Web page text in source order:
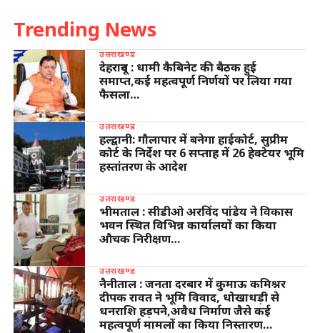
Trending News
उत्तराखण्ड
देहरादून : धामी कैबिनेट की बैठक हुई
समाप्त,कई महत्वपूर्ण निर्णयों पर लिया गया
फैसला…
उत्तराखण्ड
हल्द्वानी: गौलापार में बनेगा हाईकोर्ट, सुप्रीम
कोर्ट के निर्देश पर 6 सप्ताह में 26 हेक्टेयर भूमि
हस्तांतरण के आदेश
उत्तराखण्ड
भीमताल : सीडीओ अरविंद पांडेय ने विकास
भवन स्थित विभिन्न कार्यालयों का किया
औचक निरीक्षण…
उत्तराखण्ड
नैनीताल : जनता दरबार में कुमाऊ कमिश्नर
दीपक रावत ने भूमि विवाद, धोखाधड़ी से
धनराशि हड़पने,अवैध निर्माण जैसे कई
महत्वपूर्ण मामलों का किया निस्तारण…